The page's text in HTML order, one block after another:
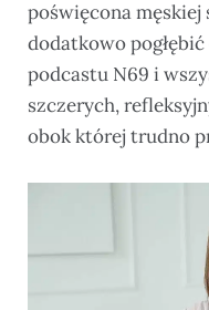
poświęcona męskiej
dodatkowo pogłębić
podcastu N69 i
szczerych,
obok której trudno